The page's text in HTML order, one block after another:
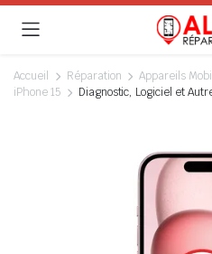
Accueil Réparation Appareils
iPhone 15
Diagnostic, Logiciel et